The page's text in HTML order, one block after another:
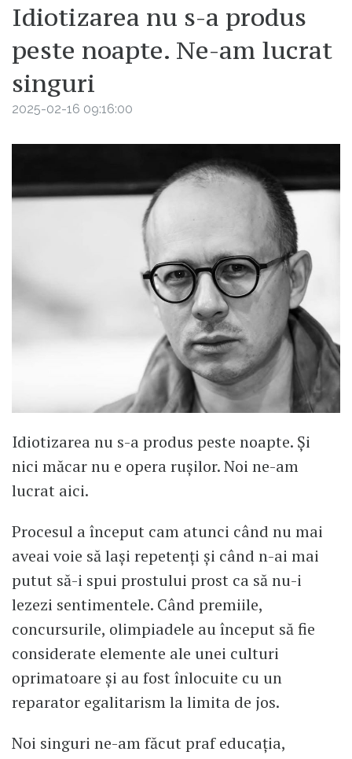
Idiotizarea nu s-a produs
peste noapte. Ne-am lucrat
singuri
2025-02-16 09:16:00
Idiotizarea nu s-a produs peste noapte. Și
nici măcar nu e opera rușilor. Noi ne-am
lucrat aici.
Procesul a început cam atunci când nu mai
aveai voie să lași repetenți și când n-ai mai
putut să-i spui prostului prost ca să nu-i
lezezi sentimentele. Când premiile,
concursurile, olimpiadele au început să fie
considerate elemente ale unei culturi
oprimatoare și au fost înlocuite cu un
reparator egalitarism la limita de jos.
Noi singuri ne-am făcut praf educația,